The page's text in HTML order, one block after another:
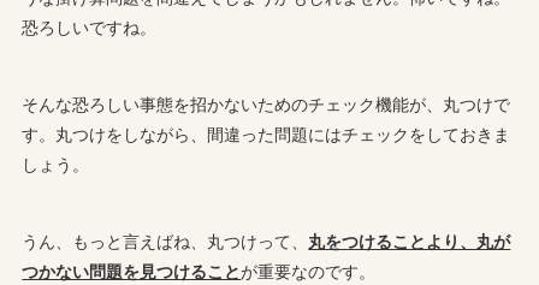
恐ろしいですね。
そんな恐ろしい事態を招かないためのチェック機能が、丸つけで
す。丸つけをしながら、間違った問題にはチェックをしておきま
しょう。
うん、もっと言えばね、丸つけって、 丸をつけることより、丸が
つかない問題を見つけることが重要なのです。